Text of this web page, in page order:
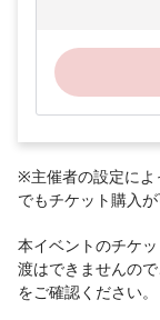
※主催者の設定によ
でもチケット購入が
本イベントのチケ
渡はできませんの
をご確認ください。